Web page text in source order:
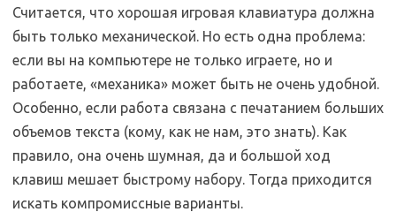
Считается, что хорошая игровая клавиатура должна
быть только механической. Но есть одна проблема:
если вы на компьютере не только играете, но и
работаете, «механика» может быть не очень удобной.
Особенно, если работа связана с печатанием больших
объемов текста (кому, как не нам, это знать). Как
правило, она очень шумная, да и большой ход
клавиш мешает быстрому набору. Тогда приходится
искать компромиссные варианты.